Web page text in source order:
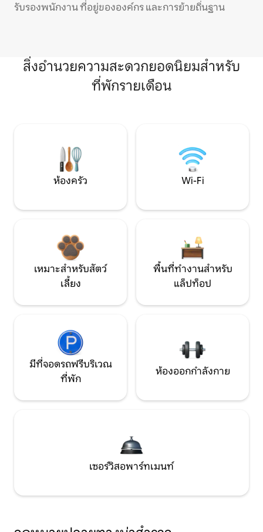
รับรองพนักงาน ที่อยู่ขององค์กร และการย้ายถิ่นฐาน
สิ่งอำนวยความสะดวกยอดนิยมสำหรับ
ที่พักรายเดือน
ห้องครัว Wi-Fi
เหมาะสำหรับสัตว์
เลี้ยง
พื้นที่ทำงานสำหรับ
แล็ปท็อป
มีที่จอดรถฟรีบริเวณ
ที่พัก
ห้องออกกำลังกาย
เซอร์วิสอพาร์ทเมนท์